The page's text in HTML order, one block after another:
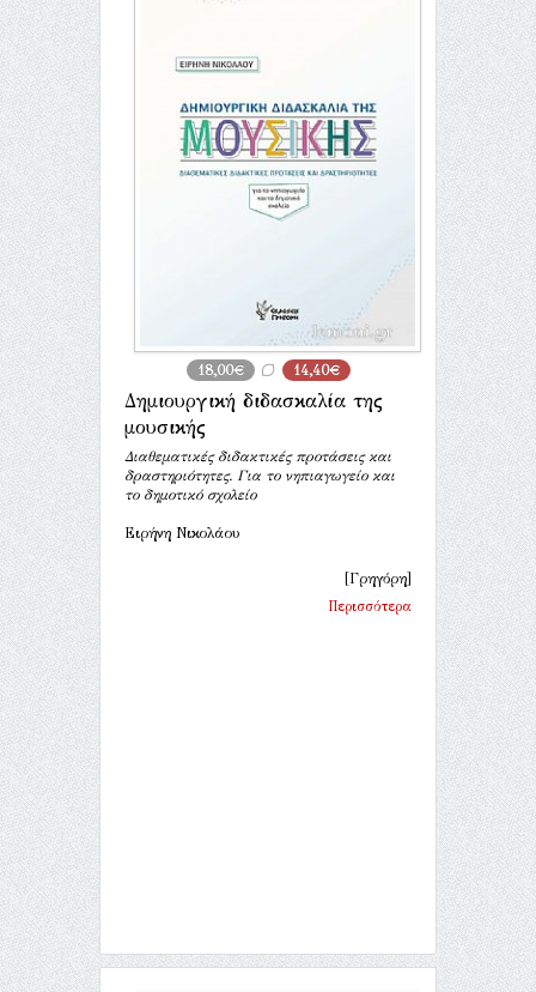
18,00€ 14,40€
Δημιουργική διδασκαλία της
μουσικής
Διαθεματικές διδακτικές προτάσεις και
δραστηριότητες. Για το νηπιαγωγείο και
το δημοτικό σχολείο
Ειρήνη Νικολάου
[Γρηγόρη]
Περισσότερα